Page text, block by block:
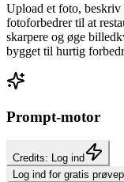
Upload et foto,
fotoforbedrer til at
skarpere og øge
bygget til hurtig
Prompt-motor
Credits: Log ind
Log ind for gratis